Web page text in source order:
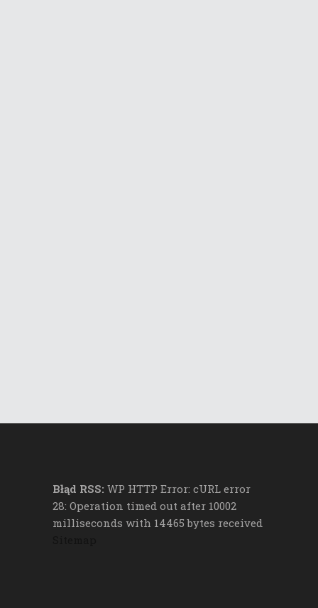
Błąd RSS: WP HTTP Error: cURL error
28: Operation timed out after 10002
milliseconds with 14465 bytes received